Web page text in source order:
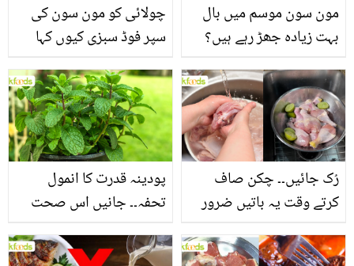
چولائی کو مون سون کی
سپر فوڈ سبزی کیوں کہا
منرلز اور اینٹی آکسیڈنٹس
سے بھرپور اس سبزی کے
فائدے
مون سون موسم میں بال
بہت زیادہ جھڑ رہے ہیں؟
بنانے کے چند قدرتی طریقے
پودینہ قدرت کا انمول
تحفہ۔۔ جانیں اس صحت
انگیز طبی فوائد
رُک جائیں۔۔ چکن صاف
کرتے وقت یہ باتیں ضرور